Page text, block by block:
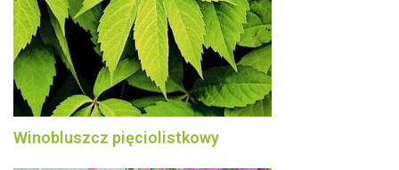
Winobluszcz pięciolistkowy